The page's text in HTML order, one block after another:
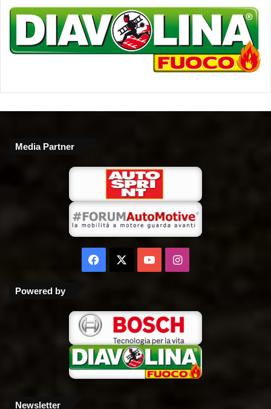
Media Partner
Facebook
You Instagram
Powered by
Newsletter